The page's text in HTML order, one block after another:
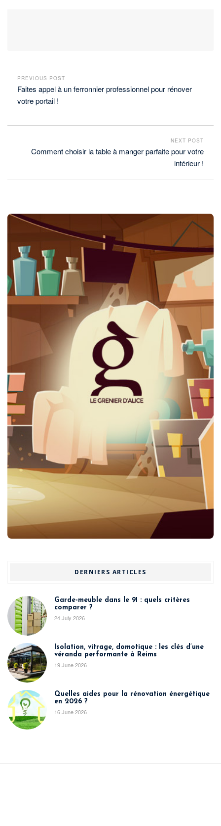
PREVIOUS POST
Faites appel à un ferronnier professionnel pour rénover
votre portail !
NEXT POST
Comment choisir la table à manger parfaite pour votre
intérieur !
DERNIERS ARTICLES
Garde-meuble dans le 91 : quels critères
comparer ?
24 July 2026
Isolation, vitrage, domotique : les clés d’une
véranda performante à Reims
19 June 2026
Quelles aides pour la rénovation énergétique
en 2026 ?
16 June 2026